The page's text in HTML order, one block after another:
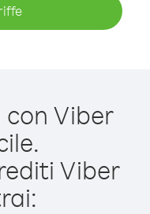
Viber
Viber